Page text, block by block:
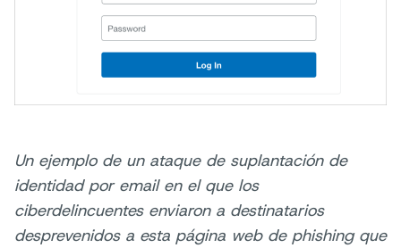
Un ejemplo de un ataque de suplantación de
identidad por email en el que los
ciberdelincuentes enviaron a destinatarios
desprevenidos a esta página web de phishing que